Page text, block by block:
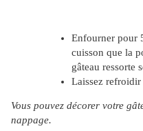
Enfourner pour
cuisson que la
gâteau ressorte
Laissez refroidir
Vous pouvez décorer votre
nappage.